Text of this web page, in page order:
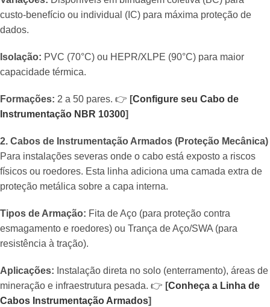
custo-benefício ou individual (IC) para máxima proteção de
dados.
Isolação: PVC (70°C) ou HEPR/XLPE (90°C) para maior
capacidade térmica.
Formações: 2 a 50 pares. 👉 [Configure seu Cabo de
Instrumentação NBR 10300]
2. Cabos de Instrumentação Armados (Proteção Mecânica)
Para instalações severas onde o cabo está exposto a riscos
físicos ou roedores. Esta linha adiciona uma camada extra de
proteção metálica sobre a capa interna.
Tipos de Armação: Fita de Aço (para proteção contra
esmagamento e roedores) ou Trança de Aço/SWA (para
resistência à tração).
Aplicações: Instalação direta no solo (enterramento), áreas de
mineração e infraestrutura pesada. 👉 [Conheça a Linha de
Cabos Instrumentação Armados]